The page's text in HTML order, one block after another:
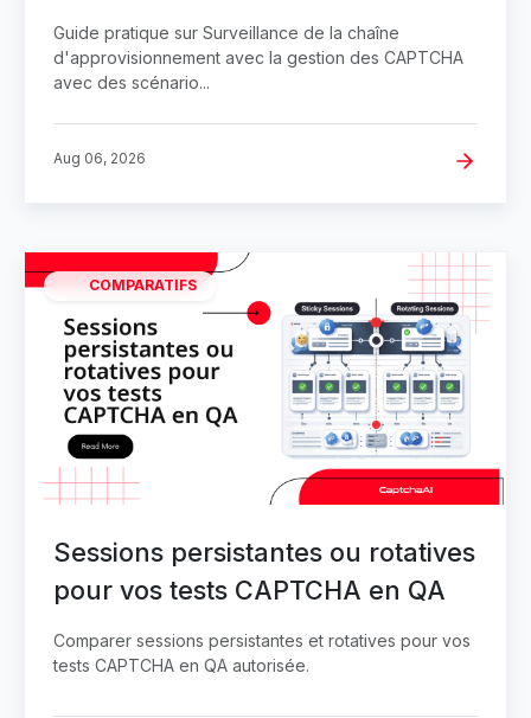
gestion des CAPTCHA
Guide pratique sur Surveillance de la chaîne
d'approvisionnement avec la gestion des CAPTCHA
avec des scénario...
Aug 06, 2026
COMPARATIFS
Sessions persistantes ou rotatives
pour vos tests CAPTCHA en QA
Comparer sessions persistantes et rotatives pour vos
tests CAPTCHA en QA autorisée.